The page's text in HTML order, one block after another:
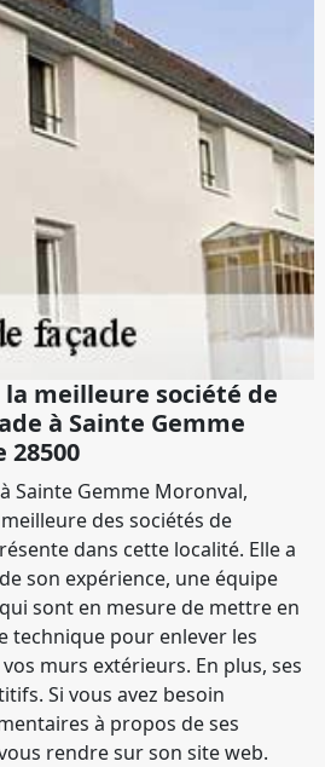
la meilleure société de
à Sainte Gemme
28500
Sainte Gemme Moronval,
des sociétés de
dans cette localité. Elle a
son expérience, une équipe
sont en mesure de mettre en
technique pour enlever les
murs extérieurs. En plus, ses
Si vous avez besoin
à propos de ses
rendre sur son site web.